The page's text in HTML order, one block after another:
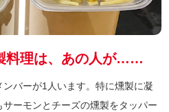
料理は、あの人が……
バーが1人います。特に燻製に凝
ーモンとチーズの燻製をタッパー